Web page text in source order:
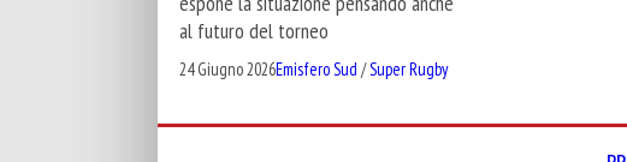
al futuro del torneo
24 Giugno 2026Emisfero Sud /Super Rugby